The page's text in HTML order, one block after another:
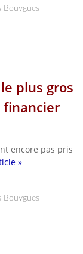
Bouygues
plus gros
financier
encore pas pris
»
Bouygues